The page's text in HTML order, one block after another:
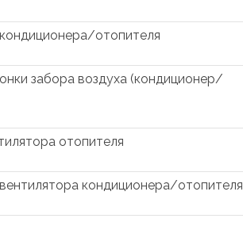
отопителя
забора воздуха (кондиционер/
отопителя
кондиционера/отопителя